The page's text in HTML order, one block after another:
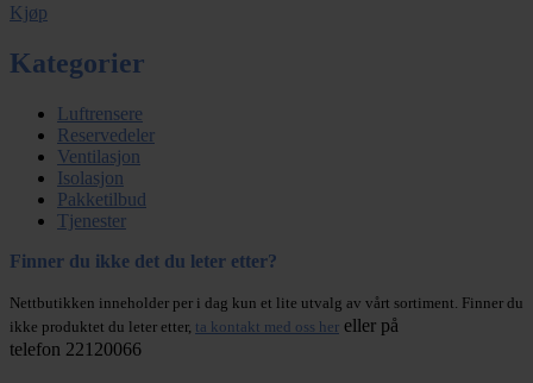
Kjøp
Kategorier
Luftrensere
Reservedeler
Ventilasjon
Isolasjon
Pakketilbud
Tjenester
Finner du ikke det du leter etter?
Nettbutikken inneholder per i dag kun et lite utvalg av vårt sortiment. Finner du
ikke produktet du leter etter, ta kontakt med oss her eller på
telefon 22120066